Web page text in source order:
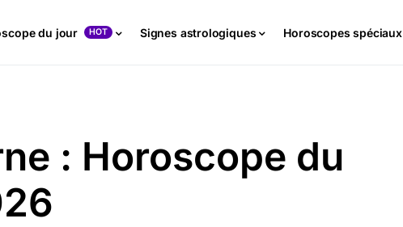
du jour HOT Signes astrologiques Horoscopes spéciaux
: Horoscope du